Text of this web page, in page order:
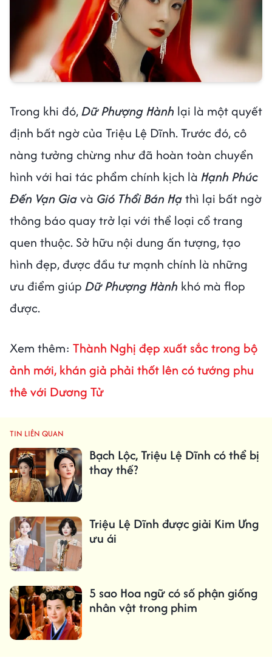
Trong khi đó,Dữ Phượng Hành lại là một quyết
định bất ngờ của Triệu Lệ Dĩnh. Trước đó, cô
nàng tưởng chừng như đã hoàn toàn chuyển
hình với hai tác phẩm chính kịch là Hạnh Phúc
Đến Vạn Giavà Gió Thổi Bán Hạthì lại bất ngờ
thông báo quay trở lại với thể loại cổ trang
quen thuộc. Sở hữu nội dung ấn tượng, tạo
hình đẹp, được đầu tư mạnh chính là những
ưu điểm giúp Dữ Phượng Hành khó mà flop
được.
Xem thêm: Thành Nghị đẹp xuất sắc trong bộ
ảnh mới, khán giả phải thốt lên có tướng phu
thê với Dương Tử
TIN LIÊN QUAN
Bạch Lộc, Triệu Lệ Dĩnh có thể bị
thay thế?
Triệu Lệ Dĩnh được giải Kim Ưng
ưu ái
5 sao Hoa ngữ có số phận giống
nhân vật trong phim